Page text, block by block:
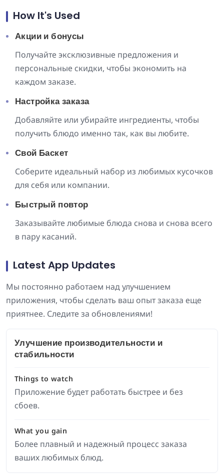
How It's Used
Акции и бонусы
Получайте эксклюзивные предложения и
персональные скидки, чтобы экономить на
каждом заказе.
Настройка заказа
Добавляйте или убирайте ингредиенты, чтобы
получить блюдо именно так, как вы любите.
Свой Баскет
Соберите идеальный набор из любимых кусочков
для себя или компании.
Быстрый повтор
Заказывайте любимые блюда снова и снова всего
в пару касаний.
Latest App Updates
Мы постоянно работаем над улучшением
приложения, чтобы сделать ваш опыт заказа еще
приятнее. Следите за обновлениями!
Улучшение производительности и
стабильности
Things to watch
Приложение будет работать быстрее и без
сбоев.
What you gain
Более плавный и надежный процесс заказа
ваших любимых блюд.